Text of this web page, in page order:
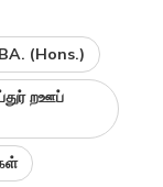
(Hons.)
றஊப்